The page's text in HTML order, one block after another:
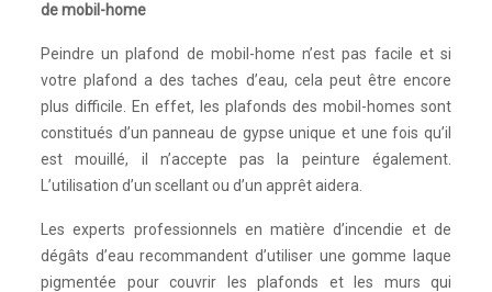
de mobil-home
Peindre un plafond de mobil-home n’est pas facile et si
votre plafond a des taches d’eau, cela peut être encore
plus difficile. En effet, les plafonds des mobil-homes sont
constitués d’un panneau de gypse unique et une fois qu’il
est mouillé, il n’accepte pas la peinture également.
L’utilisation d’un scellant ou d’un apprêt aidera.
Les experts professionnels en matière d’incendie et de
dégâts d’eau recommandent d’utiliser une gomme laque
pigmentée pour couvrir les plafonds et les murs qui